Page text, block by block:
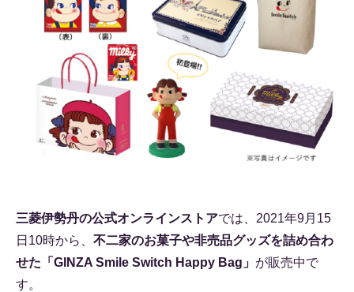
三菱伊勢丹の公式オンラインストアでは、2021年9月15
日10時から、 不二家のお菓子や非売品グッズを詰め合わ
せた「GINZA Smile Switch Happy Bag」 が販売中で
す。